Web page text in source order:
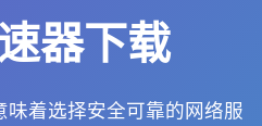
器下载
着选择安全可靠的网络服